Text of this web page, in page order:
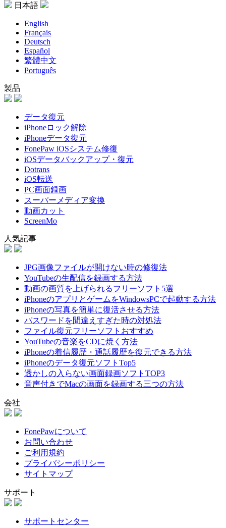
日本語
English
Français
Deutsch
Español
繁體中文
Português
製品
データ復元
iPhoneロック解除
iPhoneデータ復元
FonePaw iOSシステム修復
iOSデータバックアップ・復元
Dotrans
iOS転送
PC画面録画
スーパーメディア変換
動画カット
ScreenMo
人気記事
JPG画像ファイルが開けない時の修復法
YouTubeの生配信を録画する方法
動画の画質を上げられるフリーソフト5選
iPhoneのアプリとゲームをWindowsPCで起動する方法
iPhoneの写真を簡単に復活させる方法
パスワードを間違えすぎた時の対処法
ファイル復元フリーソフトおすすめ
YouTubeの音楽をCDに焼く方法
iPhoneの着信履歴・通話履歴を復元できる方法
iPhoneのデータ復元ソフトTop5
透かしの入らない画面録画ソフトTOP3
音声付きでMacの画面を録画する三つの方法
会社
FonePawについて
お問い合わせ
ご利用規約
プライバシーポリシー
サイトマップ
サポート
サポートセンター